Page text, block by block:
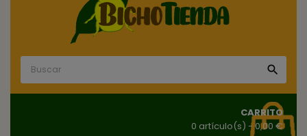

CARRITO
0 artículo(s) - 0,00 €